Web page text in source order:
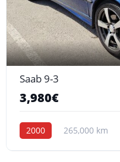
Saab 9-3
3,980€
2000 265,000 km